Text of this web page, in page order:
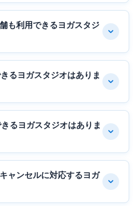
も利用できるヨガスタジ
るヨガスタジオはありま
るヨガスタジオはありま
ャンセルに対応するヨガ